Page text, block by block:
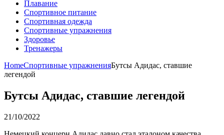
Плавание
Спортивное питание
Спортивная одежда
Спортивные упражнения
Здоровье
Тренажеры
HomeСпортивные упражненияБутсы Адидас, ставшие
легендой
Бутсы Адидас, ставшие легендой
21/10/2022